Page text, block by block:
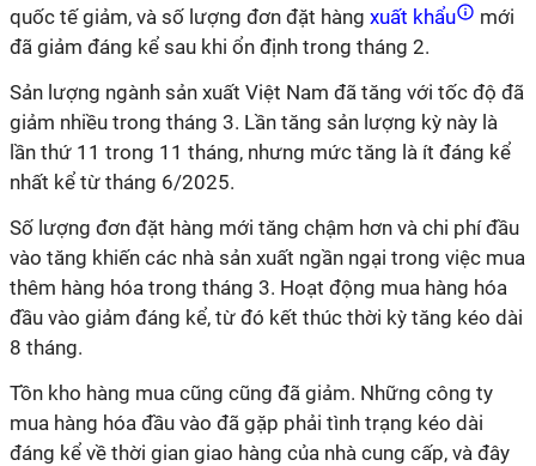
quốc tế giảm, và số lượng đơn đặt hàng xuất khẩu
mới
đã giảm đáng kể sau khi ổn định trong tháng 2.
Sản lượng ngành sản xuất Việt Nam đã tăng với tốc độ đã
giảm nhiều trong tháng 3. Lần tăng sản lượng kỳ này là
lần thứ 11 trong 11 tháng, nhưng mức tăng là ít đáng kể
nhất kể từ tháng 6/2025.
Số lượng đơn đặt hàng mới tăng chậm hơn và chi phí đầu
vào tăng khiến các nhà sản xuất ngần ngại trong việc mua
thêm hàng hóa trong tháng 3. Hoạt động mua hàng hóa
đầu vào giảm đáng kể, từ đó kết thúc thời kỳ tăng kéo dài
8 tháng.
Tồn kho hàng mua cũng cũng đã giảm. Những công ty
mua hàng hóa đầu vào đã gặp phải tình trạng kéo dài
đáng kể về thời gian giao hàng của nhà cung cấp, và đây